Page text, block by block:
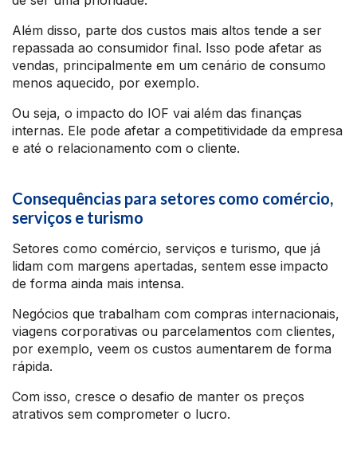
Além disso, parte dos custos mais altos tende a ser
repassada ao consumidor final. Isso pode afetar as
vendas, principalmente em um cenário de consumo
menos aquecido, por exemplo.
Ou seja, o impacto do IOF vai além das finanças
internas. Ele pode afetar a competitividade da empresa
e até o relacionamento com o cliente.
Consequências para setores como comércio,
serviços e turismo
Setores como comércio, serviços e turismo, que já
lidam com margens apertadas, sentem esse impacto
de forma ainda mais intensa.
Negócios que trabalham com compras internacionais,
viagens corporativas ou parcelamentos com clientes,
por exemplo, veem os custos aumentarem de forma
rápida.
Com isso, cresce o desafio de manter os preços
atrativos sem comprometer o lucro.